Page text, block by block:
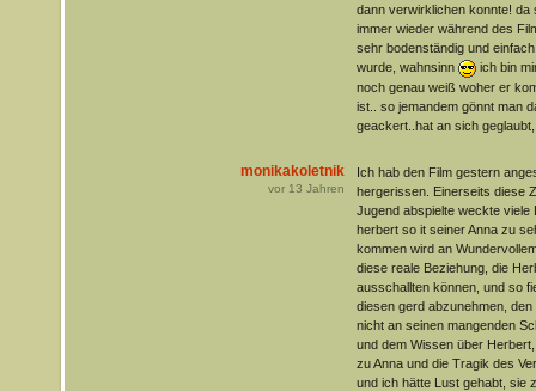
dann verwirklichen konnte! da
immer wieder während des
sehr bodenständig und
wurde, wahnsinn
ich bin
noch genau weiß woher er
ist.. so jemandem gönnt man
geackert..hat an sich
monikakoletnik
vor 13 Jahren
Ich hab den Film gestern
hergerissen. Einerseits diese
Jugend abspielte weckte viele
herbert so it seiner Anna zu
kommen wird an
diese reale Beziehung, die
ausschallten können, und so
diesen gerd abzunehmen,
nicht an seinen mangenden
und dem Wissen über
zu Anna und die Tragik des
und ich hätte Lust gehabt, sie